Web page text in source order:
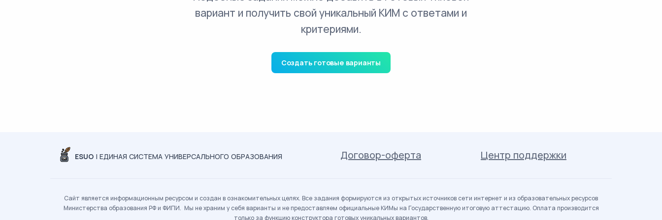
вариант и получить свой уникальный КИМ с ответами и
критериями.
Создать готовые варианты
ESUO | ЕДИНАЯ СИСТЕМА УНИВЕРСАЛЬНОГО ОБРАЗОВАНИЯ Договор-оферта Центр поддержки
Сайт является информационным ресурсом и создан в ознакомительных целях. Все задания формируются из открытых источников сети интернет и из образовательных ресурсов
Министерства образования РФ и ФИПИ. Мы не храним у себя варианты и не предоставляем официальные КИМы на Государственную итоговую аттестацию. Оплата производится
только за функцию конструктора готовых уникальных вариантов.